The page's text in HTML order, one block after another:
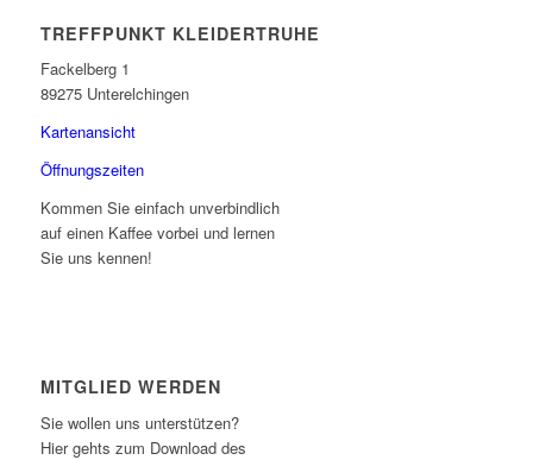
TREFFPUNKT KLEIDERTRUHE
Fackelberg 1
89275 Unterelchingen
Kartenansicht
Öffnungszeiten
Kommen Sie einfach unverbindlich
auf einen Kaffee vorbei und lernen
Sie uns kennen!
MITGLIED WERDEN
Sie wollen uns unterstützen?
Hier gehts zum Download des